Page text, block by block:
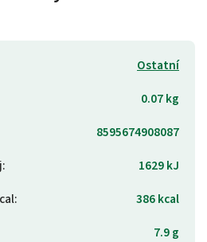
Ostatní
0.07 kg
8595674908087
:
1629 kJ
:
386 kcal
7.9 g